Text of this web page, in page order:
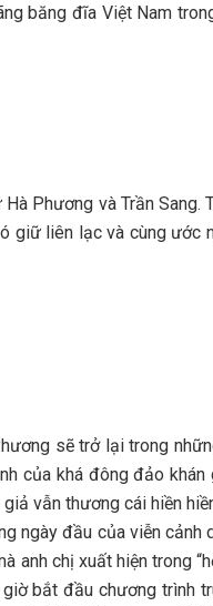
băng đĩa Việt Nam
Phương và Trần
liên lạc và cùng ước
sẽ trở lại trong
của khá đông đảo
vẫn thương cái hiền
ngày đầu của viễn
chị xuất hiện trong
bắt đầu chương trình